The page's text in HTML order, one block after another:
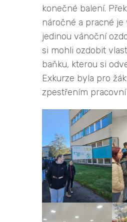
konečné balení.
náročné a pracné
jedinou vánoční
si mohli ozdobit
baňku, kterou si
Exkurze byla pro
zpestřením